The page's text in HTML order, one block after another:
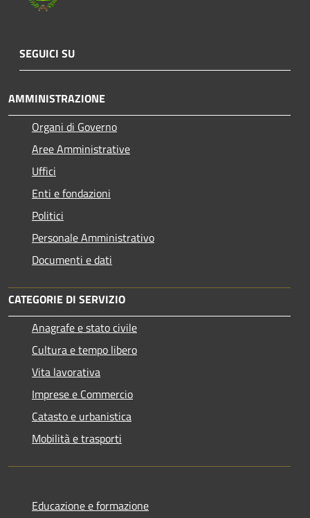
SEGUICI SU
AMMINISTRAZIONE
Organi di Governo
Aree Amministrative
Uffici
Enti e fondazioni
Politici
Personale Amministrativo
Documenti e dati
CATEGORIE DI SERVIZIO
Anagrafe e stato civile
Cultura e tempo libero
Vita lavorativa
Imprese e Commercio
Catasto e urbanistica
Mobilità e trasporti
Educazione e formazione